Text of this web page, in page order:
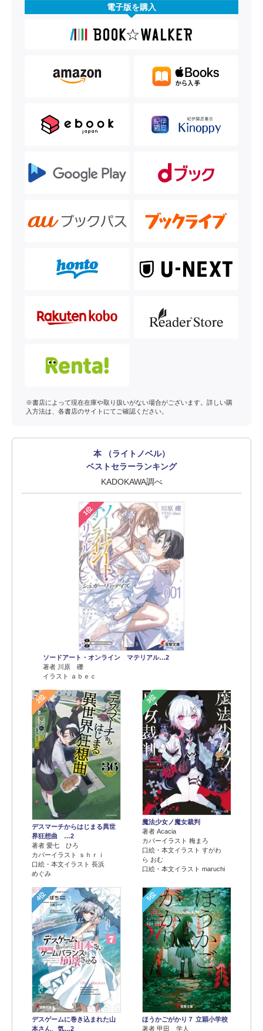
電子版を購入
※書店によって現在在庫や取り扱いがない場合がございます。詳しい購
入方法は、各書店のサイトにてご確認ください。
本 （ライトノベル）
ベストセラーランキング
KADOKAWA調べ
1位
ソードアート・オンライン マテリアル…2
著者 川原 礫
イラスト ａｂｅｃ
2位
デスマーチからはじまる異世
界狂想曲 …2
著者 愛七 ひろ
カバーイラスト ｓｈｒｉ
口絵・本文イラスト 長浜
めぐみ
3位
魔法少女ノ魔女裁判
著者 Acacia
カバーイラスト 梅まろ
口絵・本文イラスト すがわ
ら おむ
口絵・本文イラスト maruchi
4位
デスゲームに巻き込まれた山
本さん、気…2
5位
ほうかごがかり７ 立穎小学校
著者 甲田 学人